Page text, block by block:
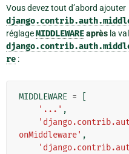
Vous devez tout d’abord ajouter
réglageMIDDLEWAREaprès la
re :
MIDDLEWARE =
'...' ,
onMiddleware' ,